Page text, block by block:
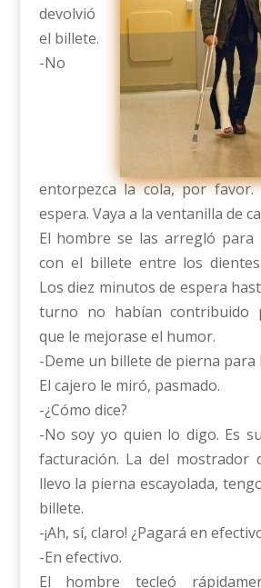
devolvió
el billete.
-No
entorpezca la cola, por
espera. Vaya a la ventanilla de
El hombre se las arregló para
con el billete entre los
Los diez minutos de espera
turno no habían contribuido
que le mejorase el humor.
-Deme un billete de pierna para
El cajero le miró, pasmado.
-¿Cómo dice?
-No soy yo quien lo digo. Es
facturación. La del mostrador
llevo la pierna escayolada,
billete.
-¡Ah, sí, claro! ¿Pagará en
-En efectivo.
El hombre tecleó